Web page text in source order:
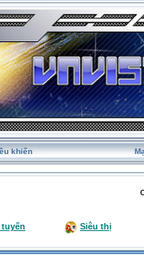
khiển
Siêu thị